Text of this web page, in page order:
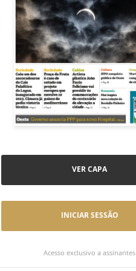
VER CAPA
INICIAR SESSÃO
Acesso exclusivo a assinantes